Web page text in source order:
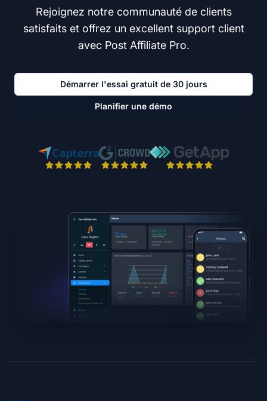
Rejoignez notre communauté de clients
satisfaits et offrez un excellent support client
avec Post Affiliate Pro.
Démarrer l'essai gratuit de 30 jours
Planifier une démo